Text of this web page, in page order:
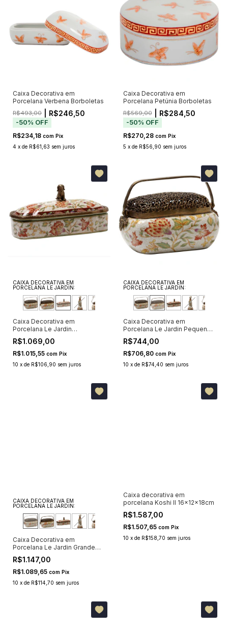
Caixa Decorativa em
Porcelana Verbena Borboletas
R$493,00 | R$246,50
-50% OFF
R$234,18 com Pix
4 x de R$61,63 sem juros
Caixa Decorativa em
Porcelana Petúnia Borboletas
R$569,00| R$284,50
-50% OFF
R$270,28 com Pix
5 x de R$56,90 sem juros
CAIXA DECORATIVA EM
PORCELANA LE JARDIN:
Caixa Decorativa em
Porcelana Le Jardin
Retangular Grande
12x24x11,22cm
R$1.069,00
R$1.015,55 com Pix
10 x de R$106,90 sem juros
CAIXA DECORATIVA EM
PORCELANA LE JARDIN:
Caixa Decorativa em
Porcelana Le Jardin Pequena
12x18x5,84cm
R$744,00
R$706,80 com Pix
10 x de R$74,40 sem juros
CAIXA DECORATIVA EM
PORCELANA LE JARDIN:
Caixa Decorativa em
Porcelana Le Jardin Grande
13x19x10,34cm
R$1.147,00
R$1.089,65 com Pix
10 x de R$114,70 sem juros
Caixa decorativa em
porcelana Koshi II 16x12x18cm
R$1.587,00
R$1.507,65 com Pix
10 x de R$158,70 sem juros